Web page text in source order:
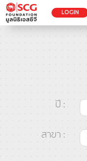
LOGIN
ปี :
สาขา :